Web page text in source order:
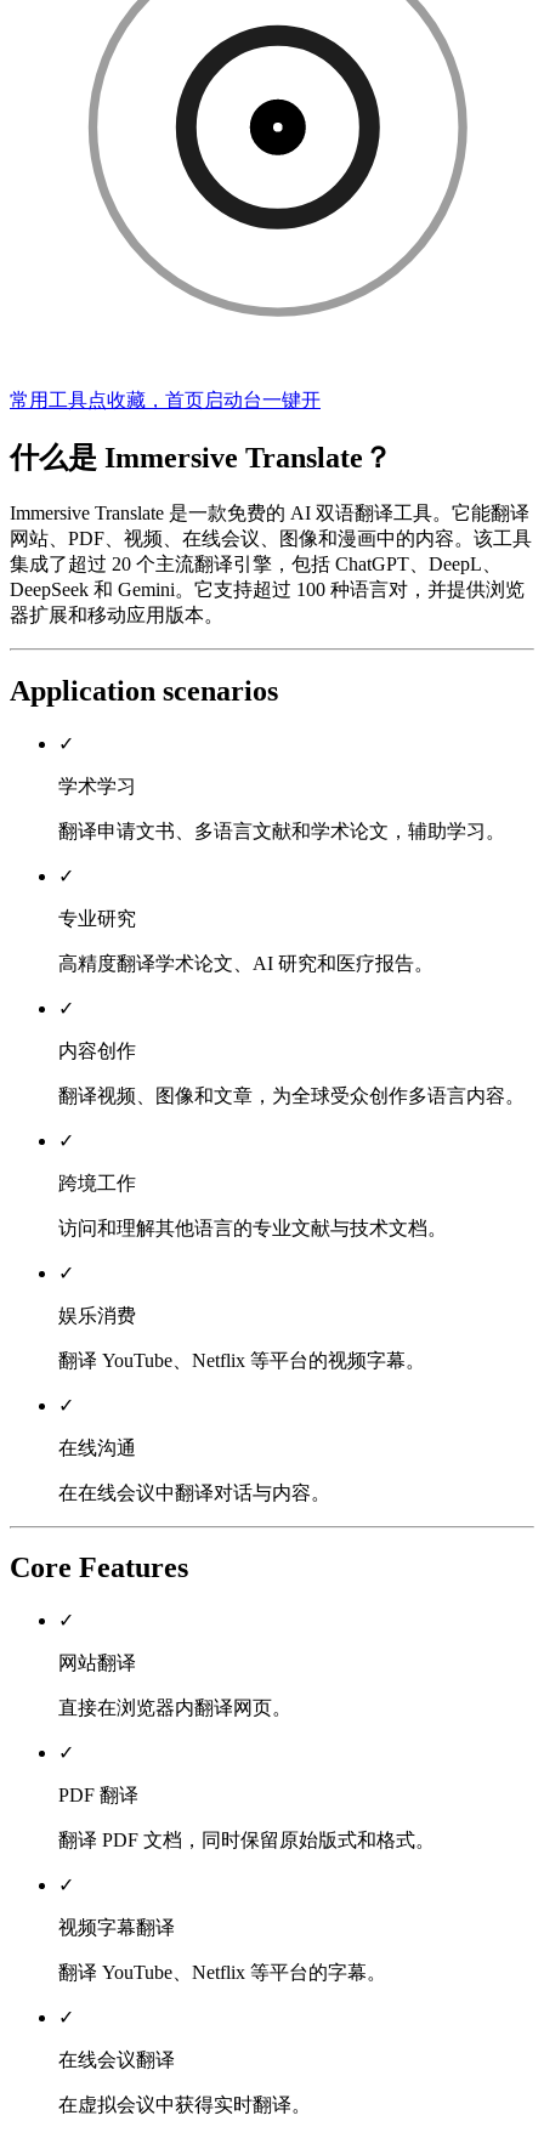
常用工具点收藏，首页启动台一键开
什么是 Immersive Translate？
Immersive Translate 是一款免费的 AI 双语翻译工具。它能翻译
网站、PDF、视频、在线会议、图像和漫画中的内容。该工具
集成了超过 20 个主流翻译引擎，包括 ChatGPT、DeepL、
DeepSeek 和 Gemini。它支持超过 100 种语言对，并提供浏览
器扩展和移动应用版本。
Application scenarios
✓
学术学习
翻译申请文书、多语言文献和学术论文，辅助学习。
✓
专业研究
高精度翻译学术论文、AI 研究和医疗报告。
✓
内容创作
翻译视频、图像和文章，为全球受众创作多语言内容。
✓
跨境工作
访问和理解其他语言的专业文献与技术文档。
✓
娱乐消费
翻译 YouTube、Netflix 等平台的视频字幕。
✓
在线沟通
在在线会议中翻译对话与内容。
Core Features
✓
网站翻译
直接在浏览器内翻译网页。
✓
PDF 翻译
翻译 PDF 文档，同时保留原始版式和格式。
✓
视频字幕翻译
翻译 YouTube、Netflix 等平台的字幕。
✓
在线会议翻译
在虚拟会议中获得实时翻译。